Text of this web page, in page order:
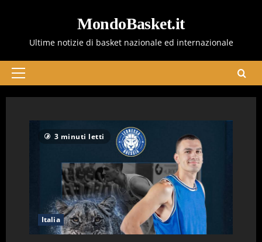
MondoBasket.it
Ultime notizie di basket nazionale ed internazionale
Menu
3 minuti letti
Italia